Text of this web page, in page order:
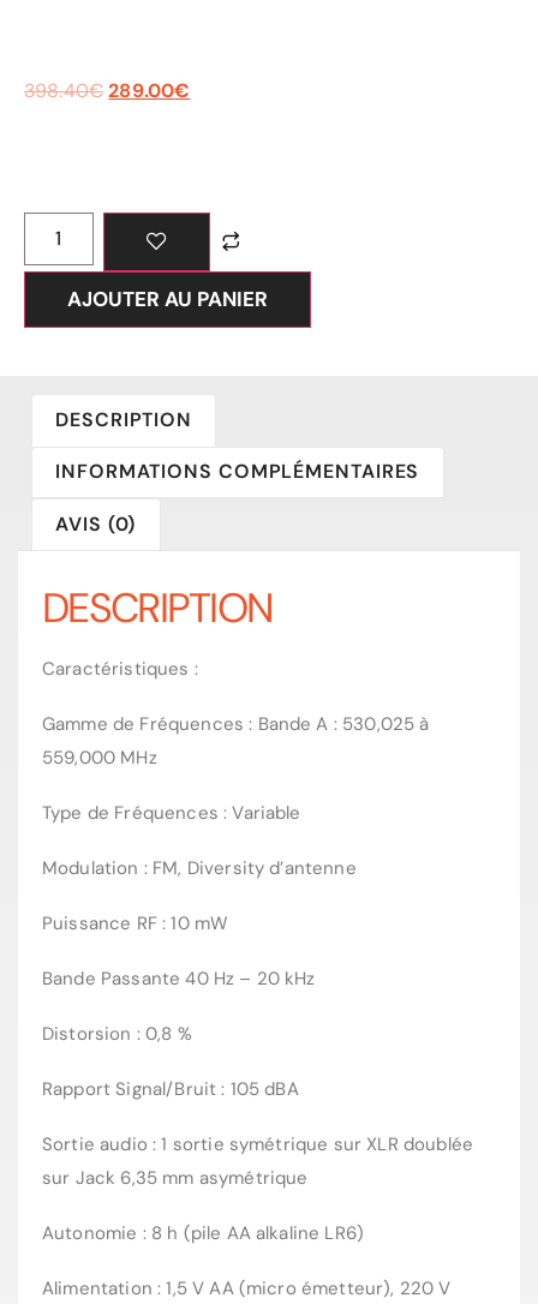
398.40€ 289.00€
AJOUTER AU PANIER
DESCRIPTION
INFORMATIONS COMPLÉMENTAIRES
AVIS (0)
DESCRIPTION
Caractéristiques :
Gamme de Fréquences : Bande A : 530,025 à
559,000 MHz
Type de Fréquences : Variable
Modulation : FM, Diversity d’antenne
Puissance RF : 10 mW
Bande Passante 40 Hz – 20 kHz
Distorsion : 0,8 %
Rapport Signal/Bruit : 105 dBA
Sortie audio : 1 sortie symétrique sur XLR doublée
sur Jack 6,35 mm asymétrique
Autonomie : 8 h (pile AA alkaline LR6)
Alimentation : 1,5 V AA (micro émetteur), 220 V